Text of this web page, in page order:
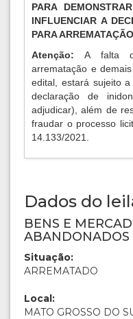
PARA
INFLUENCIAR A
PARA
Atenção:A falta
arrematação e
edital, estará sujeito a
declaração de
adjudicar), além de
fraudar o processo
14.133/2021.
Dados do
BENS E
ABANDONADOS
Situação:
ARREMATADO
Local:
MATO GROSSO DO